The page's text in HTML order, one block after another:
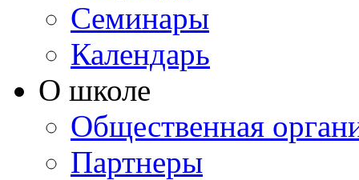
Семинары
Календарь
О школе
Общественная
Партнеры